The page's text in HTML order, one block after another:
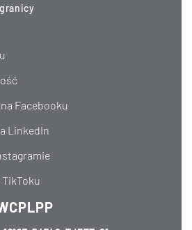
Facebooku
LinkedIn
TikToku